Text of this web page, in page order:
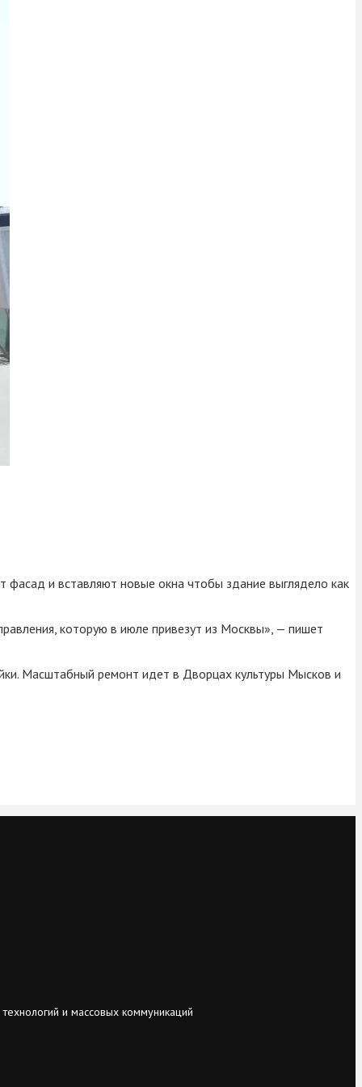
фасад и вставляют новые окна чтобы здание выглядело как
которую в июле привезут из Москвы», — пишет
Масштабный ремонт идет в Дворцах культуры Мысков и
и массовых коммуникаций